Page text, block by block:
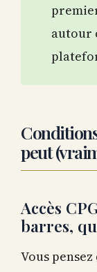
autour
peut
Accès
barres,
Vous